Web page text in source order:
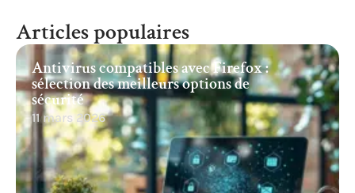
Articles populaires
Antivirus compatibles avec Firefox :
sélection des meilleurs options de
sécurité
11 mars 2026